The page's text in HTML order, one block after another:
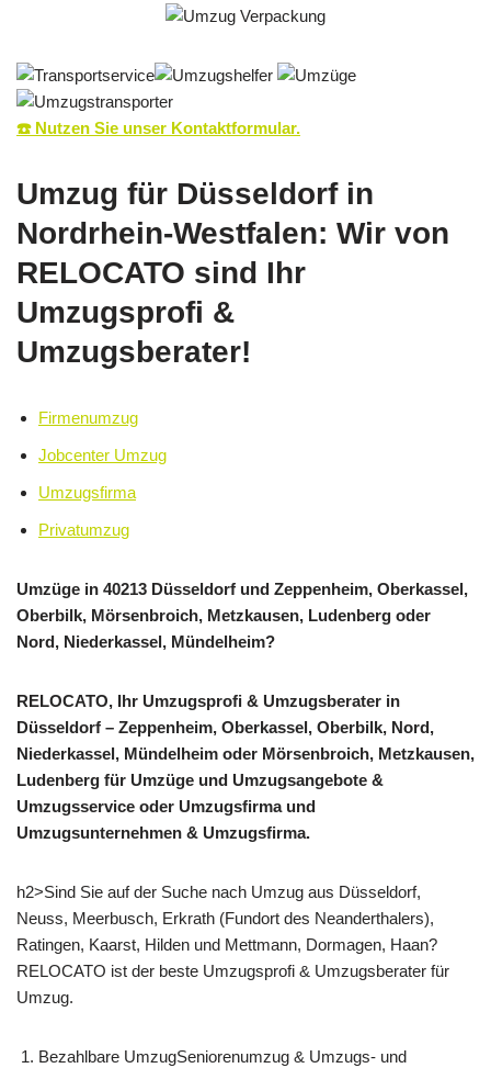
☎️ Nutzen Sie unser Kontaktformular.
Umzug für Düsseldorf in
Nordrhein-Westfalen: Wir von
RELOCATO sind Ihr
Umzugsprofi &
Umzugsberater!
Firmenumzug
Jobcenter Umzug
Umzugsfirma
Privatumzug
Umzüge in 40213 Düsseldorf und Zeppenheim, Oberkassel,
Oberbilk, Mörsenbroich, Metzkausen, Ludenberg oder
Nord, Niederkassel, Mündelheim?
RELOCATO, Ihr Umzugsprofi & Umzugsberater in
Düsseldorf – Zeppenheim, Oberkassel, Oberbilk, Nord,
Niederkassel, Mündelheim oder Mörsenbroich, Metzkausen,
Ludenberg für Umzüge und Umzugsangebote &
Umzugsservice oder Umzugsfirma und
Umzugsunternehmen & Umzugsfirma.
h2>Sind Sie auf der Suche nach Umzug aus Düsseldorf,
Neuss, Meerbusch, Erkrath (Fundort des Neanderthalers),
Ratingen, Kaarst, Hilden und Mettmann, Dormagen, Haan?
RELOCATO ist der beste Umzugsprofi & Umzugsberater für
Umzug.
Bezahlbare UmzugSeniorenumzug & Umzugs- und